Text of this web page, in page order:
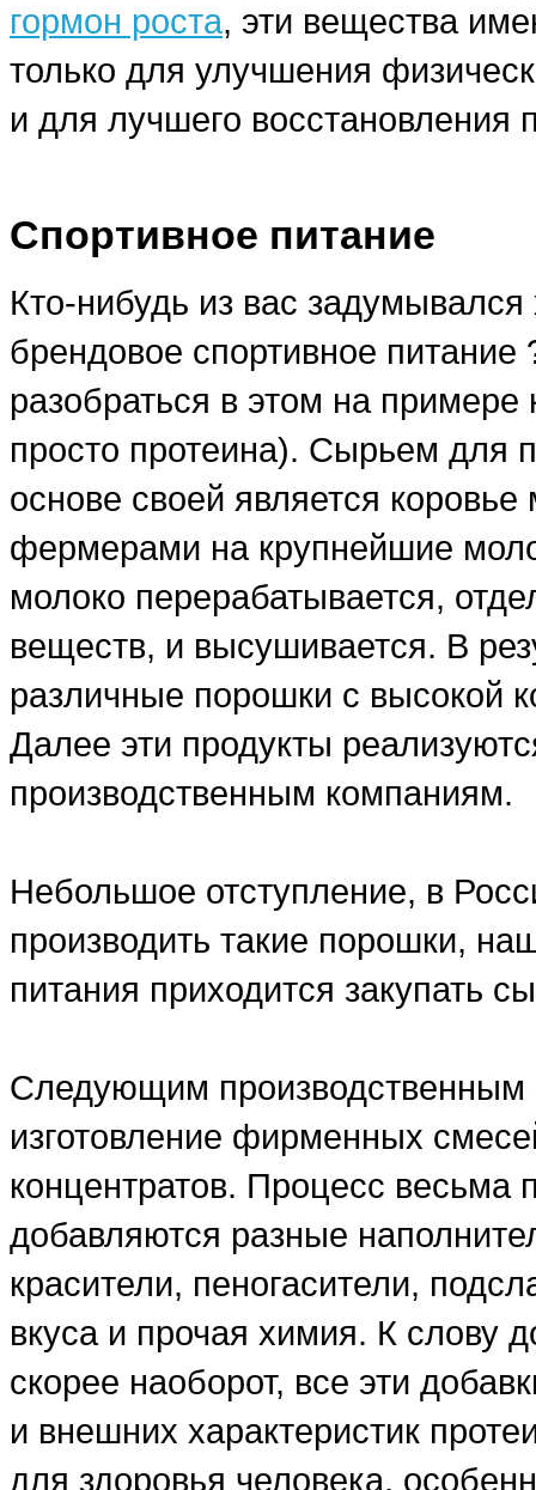
гормон роста, эти вещества
только для улучшения
и для лучшего восстановления
Спортивное питание
Кто-нибудь из вас
брендовое спортивное
разобраться в этом на примере
просто протеина). Сырьем для
основе своей является
фермерами на крупнейшие
молоко перерабатывается,
веществ, и высушивается. В
различные порошки с высокой
Далее эти продукты
производственным компаниям.
Небольшое отступление, в
производить такие порошки,
питания приходится закупать
Следующим производственным
изготовление фирменных
концентратов. Процесс весьма
добавляются разные
красители, пеногасители,
вкуса и прочая химия. К слову
скорее наоборот, все эти
и внешних характеристик
для здоровья человека,